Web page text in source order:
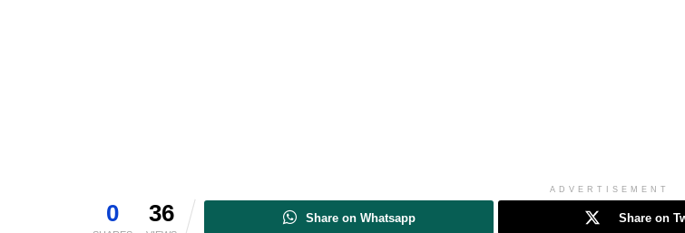
ADVERTISEMENT
0 36 Share on Whatsapp Share on